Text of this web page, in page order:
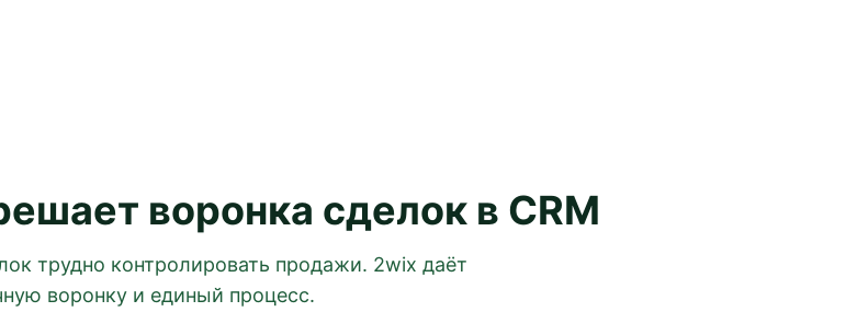
воронка сделок в CRM
трудно контролировать продажи. 2wix даёт
воронку и единый процесс.